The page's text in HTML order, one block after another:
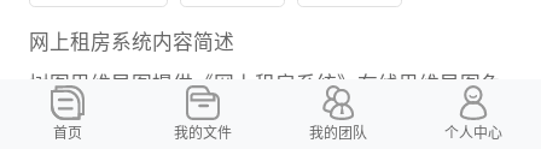
网上租房系统内容简述
树图思维导图提供《网上租房系统》在线思维导图免
费制作，点击“编辑”按钮，可对《网上租房系统》进
行在线思维导图编辑，本思维导图属于思维导图模板
首页 我的文件 我的团队 个人中心